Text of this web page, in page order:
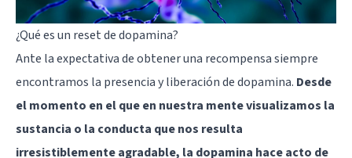
¿Qué es un reset de dopamina?
Ante la expectativa de obtener una recompensa siempre
encontramos la presencia y liberación de dopamina. Desde
el momento en el que en nuestra mente visualizamos la
sustancia o la conducta que nos resulta
irresistiblemente agradable, la dopamina hace acto de